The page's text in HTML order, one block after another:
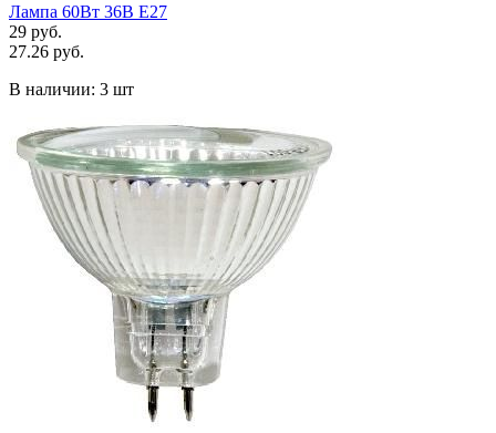
Лампа 60Вт 36В Е27
29 руб.
27.26 руб.
В наличии: 3 шт